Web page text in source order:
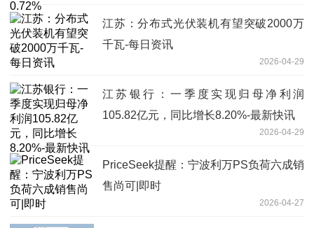
江苏：分布式光伏装机有望突破2000万
千瓦-每日资讯
2026-04-29
江苏银行：一季度实现归母净利润
105.82亿元，同比增长8.20%-最新快讯
2026-04-29
PriceSeek提醒：宁波利万PS负荷六成销
售尚可|即时
2026-04-27